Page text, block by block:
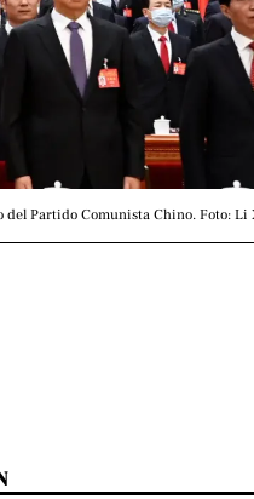
Partido Comunista Chino. Foto: